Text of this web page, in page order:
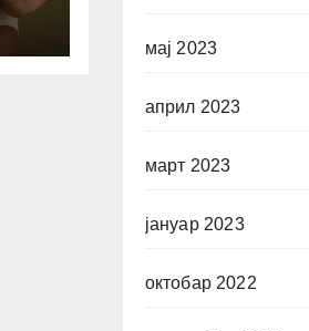
мај 2023
април 2023
март 2023
јануар 2023
октобар 2022